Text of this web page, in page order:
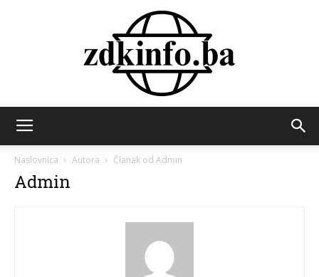
Naslovnica Autora Članak od Admin
Admin